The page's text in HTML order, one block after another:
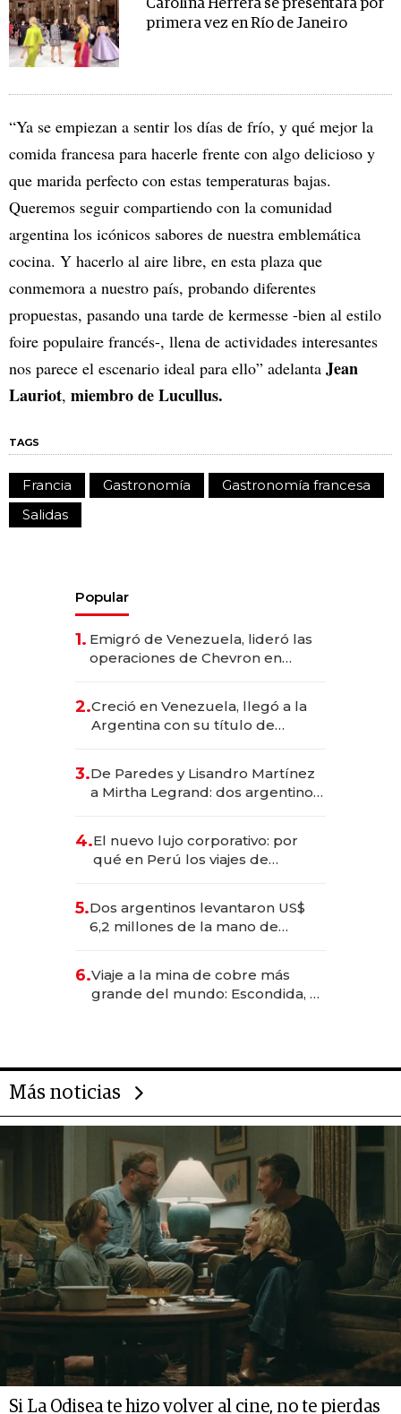
Carolina Herrera se presentará por
primera vez en Río de Janeiro
“Ya se empiezan a sentir los días de frío, y qué mejor la
comida francesa para hacerle frente con algo delicioso y
que marida perfecto con estas temperaturas bajas.
Queremos seguir compartiendo con la comunidad
argentina los icónicos sabores de nuestra emblemática
cocina. Y hacerlo al aire libre, en esta plaza que
conmemora a nuestro país, probando diferentes
propuestas, pasando una tarde de kermesse -bien al estilo
foire populaire francés-, llena de actividades interesantes
nos parece el escenario ideal para ello” adelanta Jean
Lauriot, miembro de Lucullus.
TAGS
Francia Gastronomía
Gastronomía francesa
Salidas
Popular
1. Emigró de Venezuela, lideró las
operaciones de Chevron en
2.Creció en Venezuela, llegó a la
Argentina con su título de
las marcas "fast premium"
3.De Paredes y Lisandro Martínez
a Mirtha Legrand: dos argentinos
4.El nuevo lujo corporativo: por
qué en Perú los viajes de
para convertirse en experiencias
transformadoras
5.Dos argentinos levantaron US$
6,2 millones de la mano de
6.Viaje a la mina de cobre más
grande del mundo: Escondida, el
Más noticias
Si La Odisea te hizo volver al cine, no te pierdas